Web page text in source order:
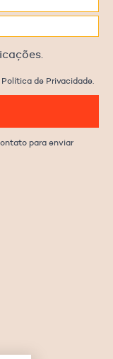
de Privacidade.
para enviar